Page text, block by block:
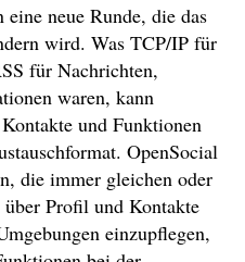
neue Runde, die das
wird. Was TCP/IP für
für Nachrichten,
waren, kann
und Funktionen
OpenSocial
die immer gleichen oder
Profil und Kontakte
einzupflegen,